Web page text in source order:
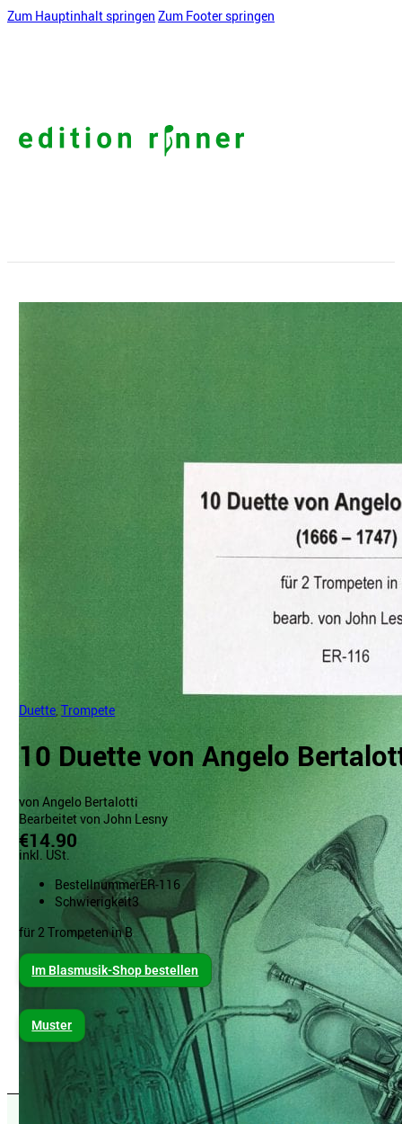
Zum Hauptinhalt springen Zum Footer springen
Duette ,Trompete
10 Duette von Angelo
von Angelo Bertalotti
Bearbeitet von John Lesny
€14.90
inkl. USt.
BestellnummerER-116
Schwierigkeit3
für 2 Trompeten in B
Im Blasmusik-Shop bestellen
Muster